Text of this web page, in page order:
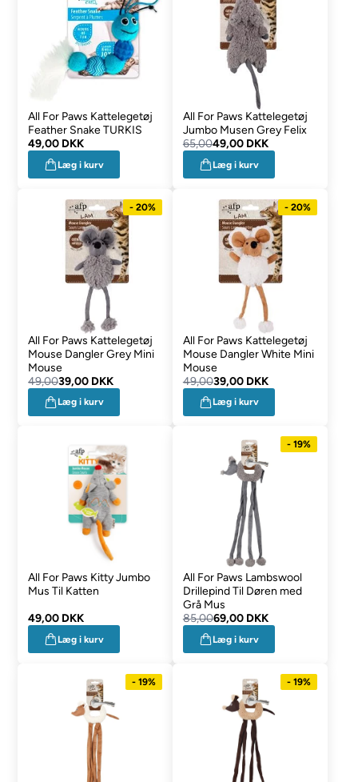
All For Paws Kattelegetøj
Feather Snake TURKIS
49,00 DKK
Læg i kurv
All For Paws Kattelegetøj
Jumbo Musen Grey Felix
65,0049,00 DKK
Læg i kurv
- 20%
All For Paws Kattelegetøj
Mouse Dangler Grey Mini
Mouse
49,0039,00 DKK
Læg i kurv
- 20%
All For Paws Kattelegetøj
Mouse Dangler White Mini
Mouse
49,0039,00 DKK
Læg i kurv
All For Paws Kitty Jumbo
Mus Til Katten
49,00 DKK
Læg i kurv
- 19%
All For Paws Lambswool
Drillepind Til Døren med
Grå Mus
85,0069,00 DKK
Læg i kurv
- 19% - 19%